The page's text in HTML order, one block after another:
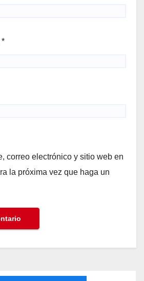
*
correo electrónico y sitio web en
la próxima vez que haga un